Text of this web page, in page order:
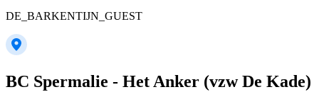
DE_BARKENTIJN_GUEST
BC Spermalie - Het Anker (vzw De Kade)